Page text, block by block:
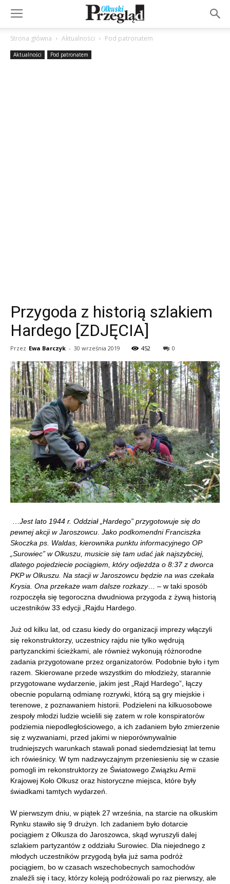
Strona główna Aktualności Pod patronatem
Aktualności Pod patronatem
Przygoda z historią szlakiem
Hardego [ZDJĘCIA]
Przez Ewa Barczyk - 30 września 2019 452 0
…Jest lato 1944 r. Oddział „Hardego” przygotowuje się do
pewnej akcji w Jaroszowcu. Jako podkomendni Franciszka
Skoczka ps. Waldas, kierownika punktu informacyjnego OP
„Surowiec” w Olkuszu, musicie się tam udać jak najszybciej,
dlatego pojedziecie pociągiem, który odjeżdża o 8:37 z dworca
PKP w Olkuszu. Na stacji w Jaroszowcu będzie na was czekała
Krysia. Ona przekaże wam dalsze rozkazy… – w taki sposób
rozpoczęła się tegoroczna dwudniowa przygoda z żywą historią
uczestników 33 edycji „Rajdu Hardego.
Już od kilku lat, od czasu kiedy do organizacji imprezy włączyli
się rekonstruktorzy, uczestnicy rajdu nie tylko wędrują
partyzanckimi ścieżkami, ale również wykonują różnorodne
zadania przygotowane przez organizatorów. Podobnie było i tym
razem. Skierowane przede wszystkim do młodzieży, starannie
przygotowane wydarzenie, jakim jest „Rajd Hardego”, łączy
obecnie popularną odmianę rozrywki, którą są gry miejskie i
terenowe, z poznawaniem historii. Podzieleni na kilkuosobowe
zespoły młodzi ludzie wcielili się zatem w role konspiratorów
podziemia niepodległościowego, a ich zadaniem było zmierzenie
się z wyzwaniami, przed jakimi w nieporównywalnie
trudniejszych warunkach stawali ponad siedemdziesiąt lat temu
ich rówieśnicy. W tym nadzwyczajnym przeniesieniu się w czasie
pomogli im rekonstruktorzy ze Światowego Związku Armii
Krajowej Koło Olkusz oraz historyczne miejsca, które były
świadkami tamtych wydarzeń.
W pierwszym dniu, w piątek 27 września, na starcie na olkuskim
Rynku stawiło się 9 drużyn. Ich zadaniem było dotarcie
pociągiem z Olkusza do Jaroszowca, skąd wyruszyli dalej
szlakiem partyzantów z oddziału Surowiec. Dla niejednego z
młodych uczestników przygodą była już sama podróż
pociągiem, bo w czasach wszechobecnych samochodów
znaleźli się i tacy, którzy koleją podróżowali po raz pierwszy, ale